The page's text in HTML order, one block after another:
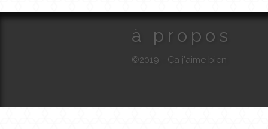
à propos
©2019 - Ça j'aime bien